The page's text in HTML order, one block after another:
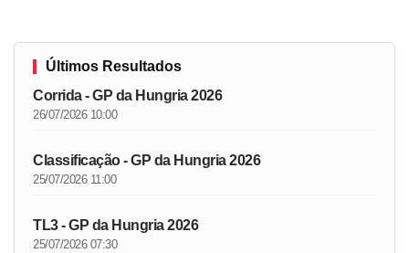
Últimos Resultados
Corrida - GP da Hungria 2026
26/07/2026 10:00
Classificação - GP da Hungria 2026
25/07/2026 11:00
TL3 - GP da Hungria 2026
25/07/2026 07:30